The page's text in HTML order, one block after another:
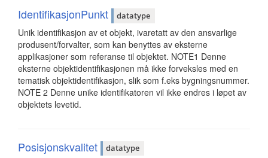
IdentifikasjonPunkt datatype
Unik identifikasjon av et objekt, ivaretatt av den ansvarlige
produsent/forvalter, som kan benyttes av eksterne
applikasjoner som referanse til objektet. NOTE1 Denne
eksterne objektidentifikasjonen må ikke forveksles med en
tematisk objektidentifikasjon, slik som f.eks bygningsnummer.
NOTE 2 Denne unike identifikatoren vil ikke endres i løpet av
objektets levetid.
Posisjonskvalitet datatype